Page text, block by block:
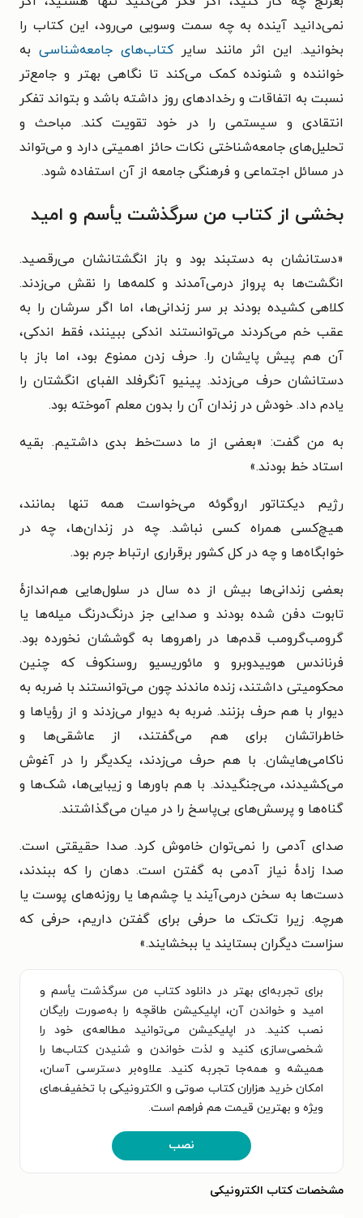
نمی‌دانید آینده به چه سمت وسویی می‌رود، این کتاب را
بخوانید. این اثر مانند سایرکتاب‌های جامعه‌شناسیبه
خواننده و شنونده کمک می‌کند تا نگاهی بهتر و جامع‌تر
نسبت به اتفاقات و رخدادهای روز داشته باشد و بتواند تفکر
انتقادی و سیستمی را در خود تقویت کند. مباحث و
تحلیل‌های جامعه‌شناختی نکات حائز اهمیتی دارد و می‌تواند
در مسائل اجتماعی و فرهنگی جامعه از آن استفاده شود.
بخشی از کتاب من سرگذشت یأسم و امید
«دستانشان به دستبند بود و باز انگشتانشان می‌رقصید.
انگشت‌ها به پرواز درمی‌آمدند و کلمه‌ها را نقش می‌زدند.
کلاهی کشیده بودند بر سر زندانی‌ها، اما اگر سرشان را به
عقب خم می‌کردند می‌توانستند اندکی ببینند، فقط اندکی،
آن هم پیش پایشان را. حرف زدن ممنوع بود، اما باز با
دستانشان حرف می‌زدند. پینیو آنگرفلد الفبای انگشتان را
یادم داد. خودش در زندان آن را بدون معلم آموخته بود.
به من گفت: «بعضی از ما دست‌خط بدی داشتیم. بقیه
استاد خط بودند.»
رژیم دیکتاتور اروگوئه می‌خواست همه تنها بمانند،
هیچ‌کسی همراه کسی نباشد. چه در زندان‌ها، چه در
خوابگاه‌ها و چه در کل کشور برقراری ارتباط جرم بود.
بعضی زندانی‌ها بیش از ده سال در سلول‌هایی هم‌اندازهٔ
تابوت دفن شده بودند و صدایی جز درنگ‌درنگ میله‌ها یا
گرومب‌گرومب قدم‌ها در راهروها به گوششان نخورده بود.
فرناندس هوییدوبرو و مائوریسیو روسنکوف که چنین
محکومیتی داشتند، زنده ماندند چون می‌توانستند با ضربه به
دیوار با هم حرف بزنند. ضربه به دیوار می‌زدند و از رؤیاها و
خاطراتشان برای هم می‌گفتند، از عاشقی‌ها و
ناکامی‌هایشان. با هم حرف می‌زدند، یکدیگر را در آغوش
می‌کشیدند، می‌جنگیدند. با هم باورها و زیبایی‌ها، شک‌ها و
گناه‌ها و پرسش‌های بی‌پاسخ را در میان می‌گذاشتند.
صدای آدمی را نمی‌توان خاموش کرد. صدا حقیقتی است.
صدا زادهٔ نیاز آدمی به گفتن است. دهان را که ببندند،
دست‌ها به سخن درمی‌آیند یا چشم‌ها یا روزنه‌های پوست یا
هرچه. زیرا تک‌تک ما حرفی برای گفتن داریم، حرفی که
سزاست دیگران بستایند یا ببخشایند.»
برای تجربه‌ای بهتر در دانلود کتاب من سرگذشت یأسم و
امید و خواندن آن، اپلیکیشن طاقچه را به‌صورت رایگان
نصب کنید. در اپلیکیشن می‌توانید مطالعه‌ی خود را
شخصی‌سازی کنید و لذت خواندن و شنیدن کتاب‌ها را
همیشه و همه‌جا تجربه کنید. علاوه‌بر دسترسی آسان،
امکان خرید هزاران کتاب صوتی و الکترونیکی با تخفیف‌های
ویژه و بهترین قیمت هم فراهم است.
نصب
مشخصات کتاب الکترونیکی